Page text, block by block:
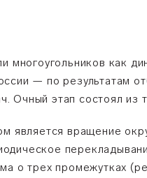
многоугольников как
— по результатам
Очный этап состоял из
является вращение
о трех промежутках